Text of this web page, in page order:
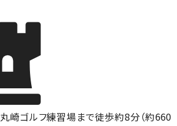
丸崎ゴルフ練習場まで徒歩約8分（約660